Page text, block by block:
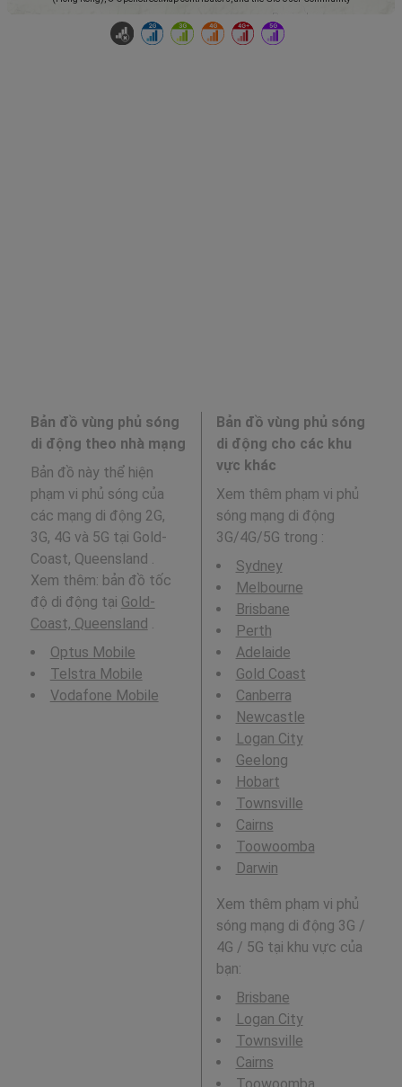
Bản đồ vùng phủ sóng
di động theo nhà mạng
Bản đồ này thể hiện
phạm vi phủ sóng của
các mạng di động 2G,
3G, 4G và 5G tại Gold-
Coast, Queensland .
Xem thêm: bản đồ tốc
độ di động tại Gold-
Coast, Queensland .
Optus Mobile
Telstra Mobile
Vodafone Mobile
Bản đồ vùng phủ sóng
di động cho các khu
vực khác
Xem thêm phạm vi phủ
sóng mạng di động
3G/4G/5G trong :
Sydney
Melbourne
Brisbane
Perth
Adelaide
Gold Coast
Canberra
Newcastle
Logan City
Geelong
Hobart
Townsville
Cairns
Toowoomba
Darwin
Xem thêm phạm vi phủ
sóng mạng di động 3G /
4G / 5G tại khu vực của
bạn:
Brisbane
Logan City
Townsville
Cairns